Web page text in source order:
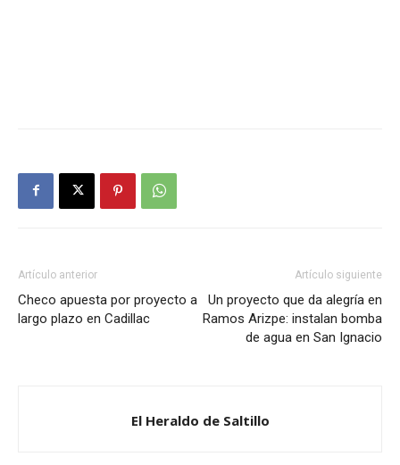
Artículo anterior
Checo apuesta por proyecto a
largo plazo en Cadillac
Artículo siguiente
Un proyecto que da alegría en
Ramos Arizpe: instalan bomba
de agua en San Ignacio
El Heraldo de Saltillo